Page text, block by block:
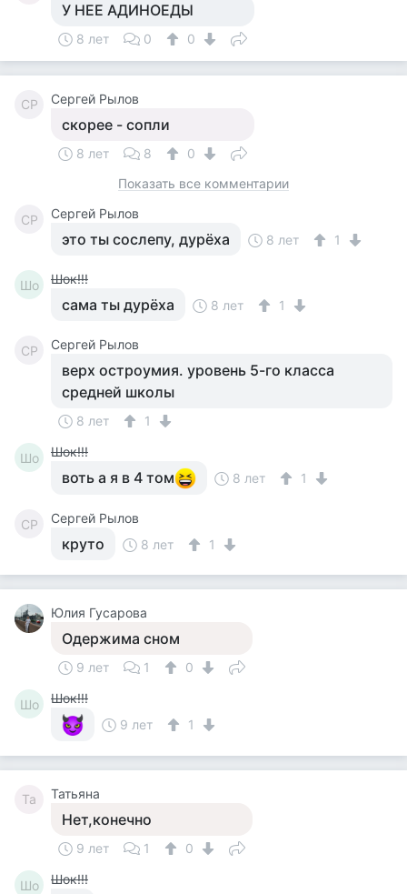
У НЕЕ АДИНОЕДЫ
8 лет 0 0
СР Сергей Рылов
скорее - сопли
8 лет 8
0
Показать все комментарии
СР Сергей Рылов
это ты сослепу, дурёха 8 лет 1
Шо Шок!!!
сама ты дурёха 8 лет 1
СР Сергей Рылов
верх остроумия. уровень 5-го класса
средней школы
8 лет 1
Шо Шок!!!
воть а я в 4 том 8 лет 1
СР Сергей Рылов
круто 8 лет 1
Юлия Гусарова
Одержима сном
9 лет 1 0
Шо
Шок!!!
9 лет
1
Та Татьяна
Нет,конечно
9 лет 1 0
Шо
Шок!!!